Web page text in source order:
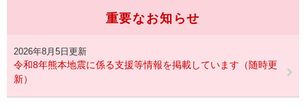
重要なお知らせ
2026年8月5日更新
令和8年熊本地震に係る支援等情報を掲載しています（随時更
新）